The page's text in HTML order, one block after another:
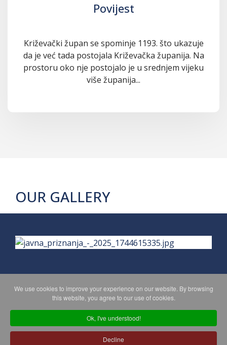
Povijest
Križevački župan se spominje 1193. što ukazuje
da je već tada postojala Križevačka županija. Na
prostoru oko nje postojalo je u srednjem vijeku
više županija...
OUR GALLERY
PRIVACY POLICY MAPA WEBA
We use cookies to improve your experience on our website. By browsing
this website, you agree to our use of cookies.
Ok, I've understood!
Decline